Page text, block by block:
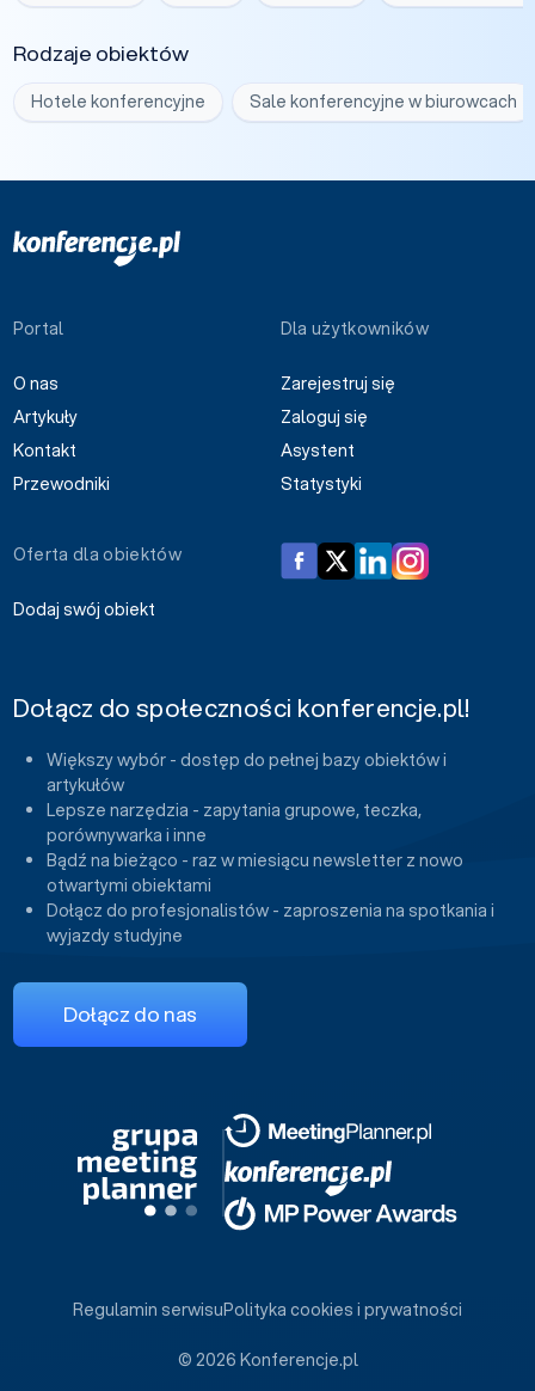
Rodzaje obiektów
Hotele konferencyjne Sale konferencyjne w biurowcach
Portal
O nas
Artykuły
Kontakt
Przewodniki
Dla użytkowników
Zarejestruj się
Zaloguj się
Asystent
Statystyki
Oferta dla obiektów
Dodaj swój obiekt
Dołącz do społeczności konferencje.pl!
Większy wybór - dostęp do pełnej bazy obiektów i
artykułów
Lepsze narzędzia - zapytania grupowe, teczka,
porównywarka i inne
Bądź na bieżąco - raz w miesiącu newsletter z nowo
otwartymi obiektami
Dołącz do profesjonalistów - zaproszenia na spotkania i
wyjazdy studyjne
Dołącz do nas
© 2026 Konferencje.pl
Regulamin serwisuPolityka cookies i prywatności